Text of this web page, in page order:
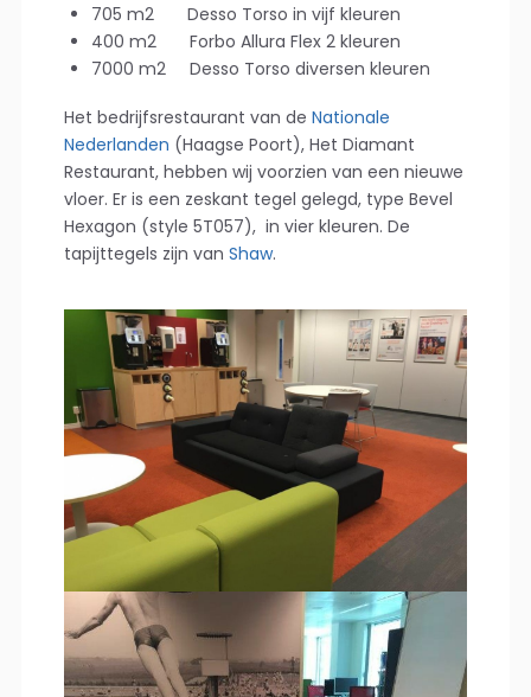
705 m2 Desso Torso in vijf kleuren
400 m2 Forbo Allura Flex 2 kleuren
7000 m2 Desso Torso diversen kleuren
Het bedrijfsrestaurant van deNationale
Nederlanden (Haagse Poort), Het Diamant
Restaurant, hebben wij voorzien van een nieuwe
vloer. Er is een zeskant tegel gelegd, type Bevel
Hexagon (style 5T057), in vier kleuren. De
tapijttegels zijn vanShaw.